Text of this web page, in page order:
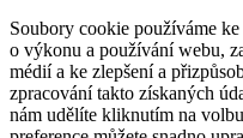
Soubory cookie používáme
o výkonu a používání webu,
médií a ke zlepšení a
zpracování takto získaných
nám udělíte kliknutím na